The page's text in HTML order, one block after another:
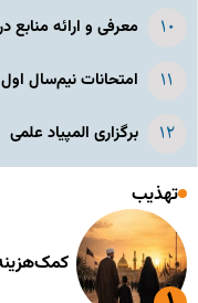
معرفی و ارائه
امتحانات نیم‌سال اول
برگزاری المپیاد علمی
تهذیب